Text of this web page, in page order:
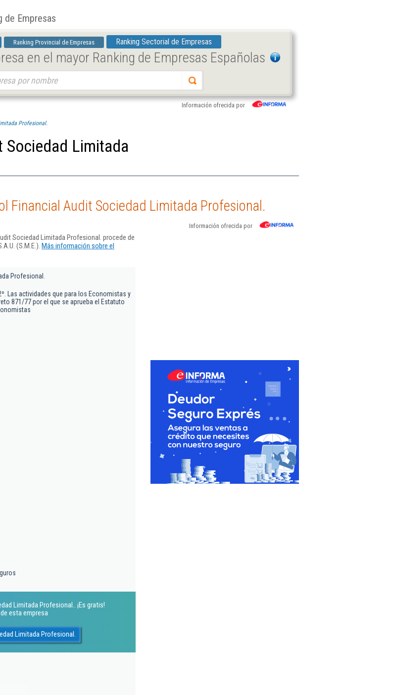
de Empresas
Ranking Provincial de Empresas Ranking Sectorial de Empresas
en el mayor Ranking de Empresas Españolas
Información ofrecida por
Profesional.
Limitada
Financial Audit Sociedad Limitada Profesional.
Información ofrecida por
Sociedad Limitada Profesional. procede de
(S.M.E.). Más información sobre el
Profesional.
Las actividades que para los Economistas y
871/77 por el que se aprueba el Estatuto
Limitada Profesional.. ¡Es gratis!
esta empresa
Limitada Profesional.